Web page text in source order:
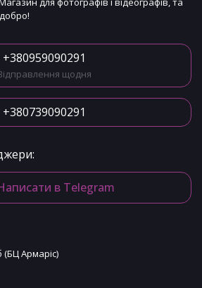
+380959090291
щодня
+380739090291
в Telegram
(БЦ Армаріс)